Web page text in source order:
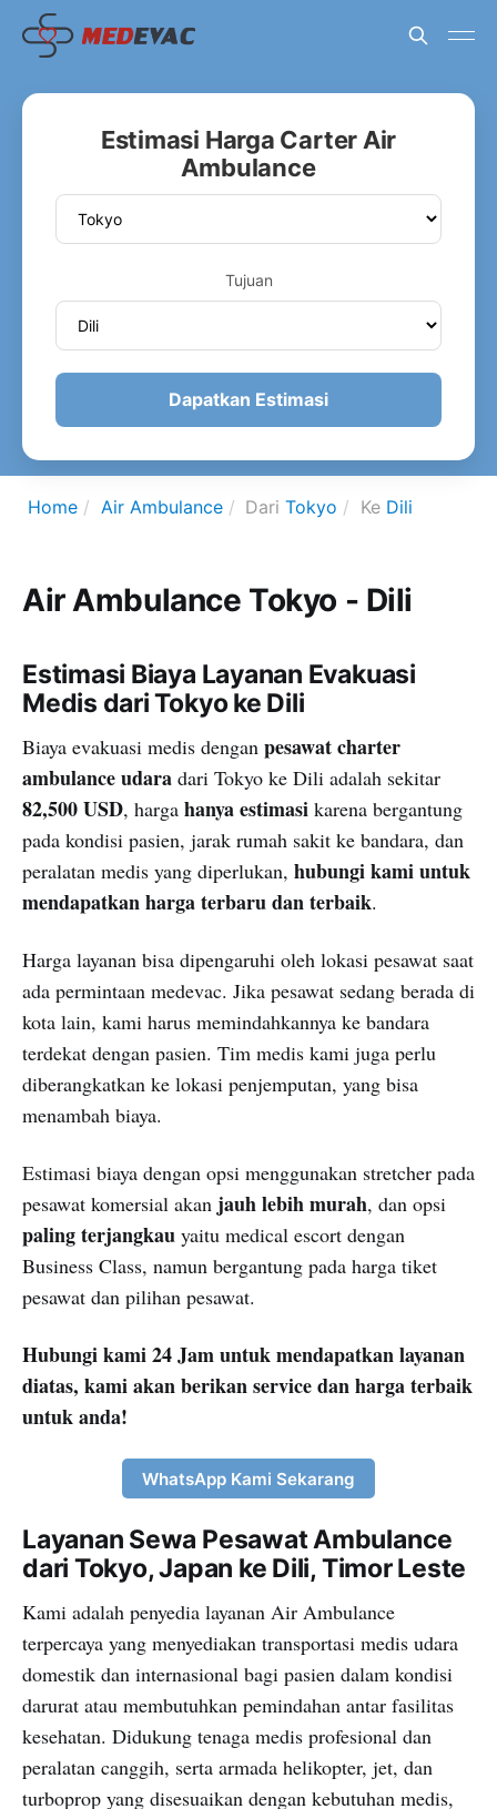
Estimasi Harga Carter Air
Ambulance
Tujuan
Dapatkan Estimasi
Home Air Ambulance Dari Tokyo Ke Dili
Air Ambulance Tokyo - Dili
Estimasi Biaya Layanan Evakuasi
Medis dari Tokyo ke Dili
Biaya evakuasi medis dengan pesawat charter
ambulance udara dari Tokyo ke Dili adalah sekitar
82,500 USD, harga hanya estimasi karena bergantung
pada kondisi pasien, jarak rumah sakit ke bandara, dan
peralatan medis yang diperlukan, hubungi kami untuk
mendapatkan harga terbaru dan terbaik.
Harga layanan bisa dipengaruhi oleh lokasi pesawat saat
ada permintaan medevac. Jika pesawat sedang berada di
kota lain, kami harus memindahkannya ke bandara
terdekat dengan pasien. Tim medis kami juga perlu
diberangkatkan ke lokasi penjemputan, yang bisa
menambah biaya.
Estimasi biaya dengan opsi menggunakan stretcher pada
pesawat komersial akan jauh lebih murah, dan opsi
paling terjangkau yaitu medical escort dengan
Business Class, namun bergantung pada harga tiket
pesawat dan pilihan pesawat.
Hubungi kami 24 Jam untuk mendapatkan layanan
diatas, kami akan berikan service dan harga terbaik
untuk anda!
WhatsApp Kami Sekarang
Layanan Sewa Pesawat Ambulance
dari Tokyo, Japan ke Dili, Timor Leste
Kami adalah penyedia layanan Air Ambulance
terpercaya yang menyediakan transportasi medis udara
domestik dan internasional bagi pasien dalam kondisi
darurat atau membutuhkan pemindahan antar fasilitas
kesehatan. Didukung tenaga medis profesional dan
peralatan canggih, serta armada helikopter, jet, dan
turboprop yang disesuaikan dengan kebutuhan medis,